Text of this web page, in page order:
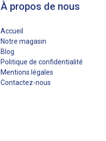
À propos de nous
Accueil
Notre magasin
Blog
Politique de confidentialité
Mentions légales
Contactez-nous